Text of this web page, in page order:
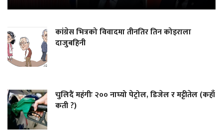
कांग्रेस भित्रको विवादमा तीनतिर तिन कोइराला
दाजुबहिनी
चुलिदैं महंगीः २०० नाघ्यो पेट्रोल, डिजेल र मट्टीतेल (कहाँ
कती ?)